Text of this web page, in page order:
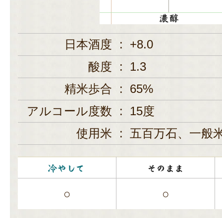
日本酒度 :
+8.0
酸度
:
1.3
精米歩合
:
65%
アルコール度数
:
15度
使用米
: 五百万石、一般
○ ○